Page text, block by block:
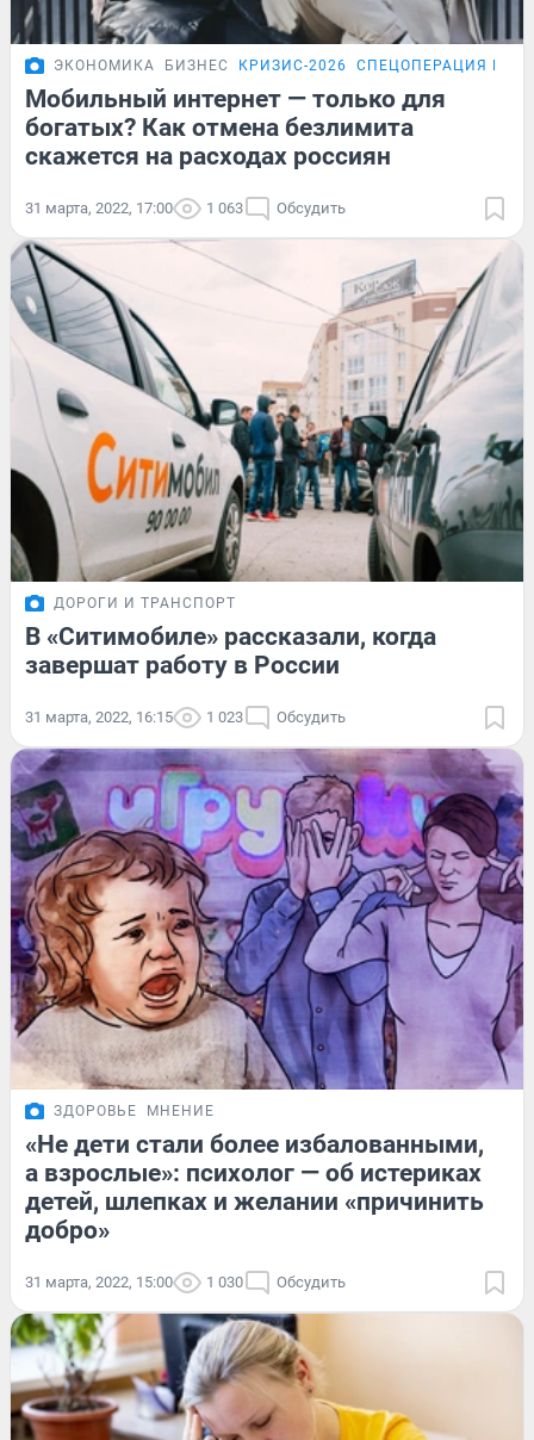
ЭКОНОМИКА БИЗНЕС КРИЗИС-2026 СПЕЦОПЕРАЦИЯ НА
Мобильный интернет — только для
богатых? Как отмена безлимита
скажется на расходах россиян
31 марта, 2022, 17:00 1 063 Обсудить
ДОРОГИ И ТРАНСПОРТ
В «Ситимобиле» рассказали, когда
завершат работу в России
31 марта, 2022, 16:15 1 023 Обсудить
ЗДОРОВЬЕ МНЕНИЕ
«Не дети стали более избалованными,
а взрослые»: психолог — об истериках
детей, шлепках и желании «причинить
добро»
31 марта, 2022, 15:00 1 030 Обсудить